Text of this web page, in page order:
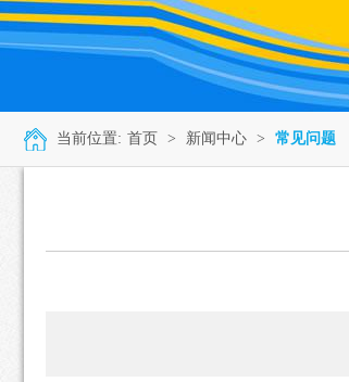
当前位置: 首页 > 新闻中心 > 常见问题